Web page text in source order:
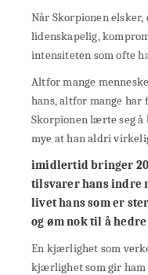
Når Skorpionen
lidenskapelig,
intensiteten som ofte
Altfor mange
hans, altfor mange
Skorpionen lærte seg å
mye at han aldri
imidlertid bringer
tilsvarer hans indre
livet hans som er
og øm nok til å hedre
En kjærlighet som
kjærlighet som gir ham